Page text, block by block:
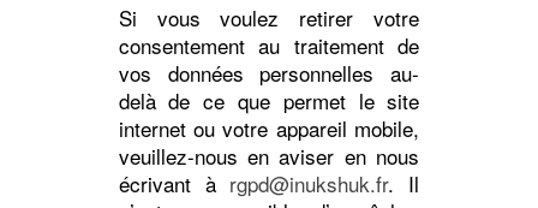
Si vous voulez retirer votre
consentement au traitement de
vos données personnelles au-
delà de ce que permet le site
internet ou votre appareil mobile,
veuillez-nous en aviser en nous
écrivant à rgpd@inukshuk.fr. Il